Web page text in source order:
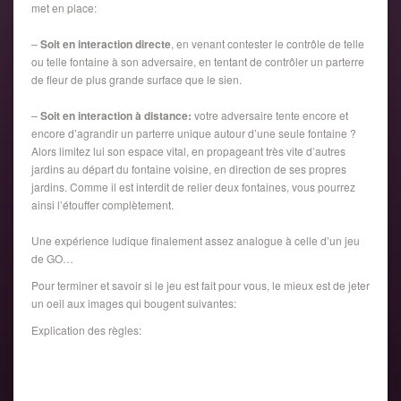
met en place:
–Soit en interaction directe, en venant contester le contrôle de telle
ou telle fontaine à son adversaire, en tentant de contrôler un parterre
de fleur de plus grande surface que le sien.
–Soit en interaction à distance: votre adversaire tente encore et
encore d’agrandir un parterre unique autour d’une seule fontaine ?
Alors limitez lui son espace vital, en propageant très vite d’autres
jardins au départ du fontaine voisine, en direction de ses propres
jardins. Comme il est interdit de relier deux fontaines, vous pourrez
ainsi l’étouffer complètement.
Une expérience ludique finalement assez analogue à celle d’un jeu
de GO…
Pour terminer et savoir si le jeu est fait pour vous, le mieux est de jeter
un oeil aux images qui bougent suivantes:
Explication des règles: